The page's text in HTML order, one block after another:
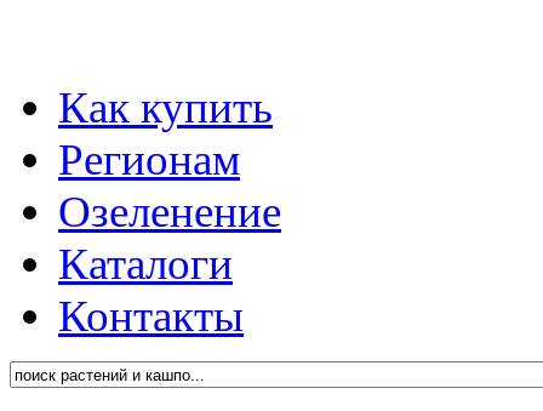
Как купить
Регионам
Озеленение
Каталоги
Контакты